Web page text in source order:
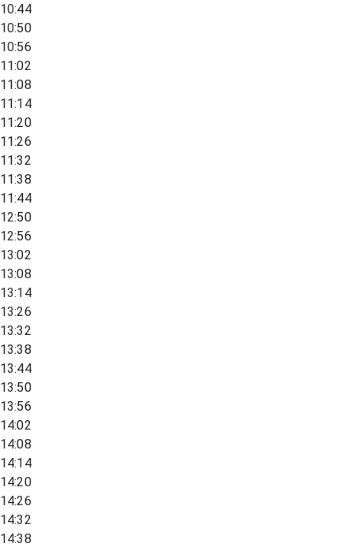
10:44
10:50
10:56
11:02
11:08
11:14
11:20
11:26
11:32
11:38
11:44
12:50
12:56
13:02
13:08
13:14
13:26
13:32
13:38
13:44
13:50
13:56
14:02
14:08
14:14
14:20
14:26
14:32
14:38